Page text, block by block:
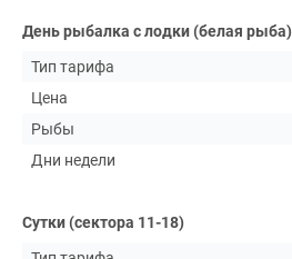
День рыбалка с лодки (белая рыба)
Тип тарифа
Цена
Рыбы
Дни недели
Сутки (сектора 11-18)